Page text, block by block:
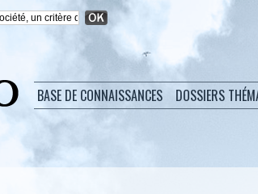
BASE DE CONNAISSANCES DOSSIERS